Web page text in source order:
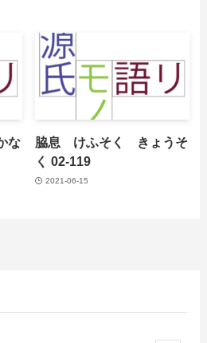
な
脇息 けふそく きょうそ
く 02-119
2021-06-15